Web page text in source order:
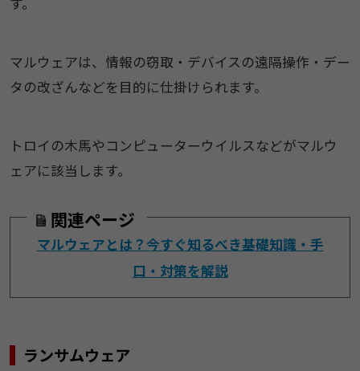
マルウェアは、情報の窃取・デバイスの遠隔操作・デー
タの改ざんなどを目的に仕掛けられます。
トロイの木馬やコンピューターウイルスなどがマルウ
ェアに該当します。
関連ページ
マルウェアとは？今すぐ知るべき基礎知識・手
口・対策を解説
ランサムウェア